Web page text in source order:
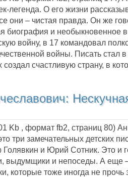
легенда. О его жизни
они – чистая правда. Он же
биография и необыкновенное
войну, в 17 командовал
войны. Писать стал
создал счастливую страну, в
Kb , формат fb2, страниц 80)
три замечательных детских
Голявкин и Юрий Сотник. Это и
выдумщики и непоседы. А еще
которые тоже иногда не прочь